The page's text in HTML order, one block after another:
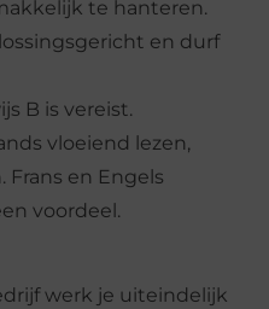
te hanteren.
en durf
B is vereist.
vloeiend lezen,
Frans en Engels
voordeel.
werk je uiteindelijk